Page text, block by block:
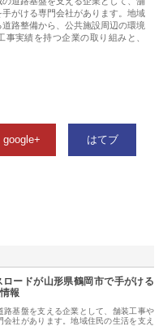
がける専門会社があります。地域
路整備から、公共施設周辺の環境
事実績を持つ企業の取り組みと、
google+ はてブ
ードが山形県鶴岡市で手がける
報
路基盤を支える企業として、舗装工事や
会社があります。地域住民の生活を支え